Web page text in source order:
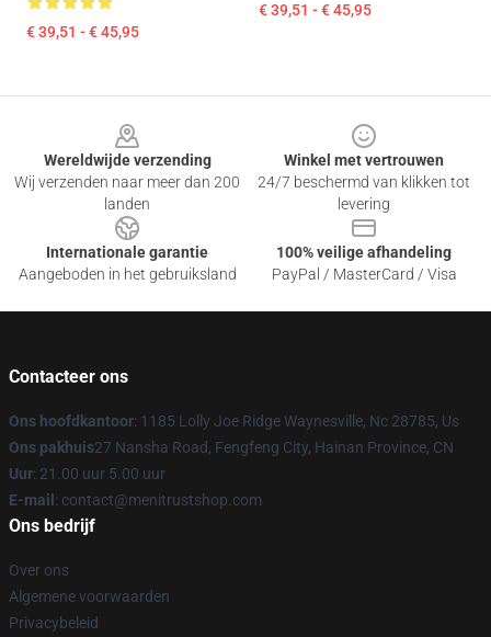
€ 39,51 - € 45,95
€ 39,51 - € 45,95
Wereldwijde verzending
Wij verzenden naar meer dan 200
landen
Winkel met vertrouwen
24/7 beschermd van klikken tot
levering
Internationale garantie
Aangeboden in het gebruiksland
100% veilige afhandeling
PayPal / MasterCard / Visa
Contacteer ons
Ons hoofdkantoor: 1185 Lolly Joe Ridge Waynesville, Nc 28785, Us
Ons pakhuis27 Nansha Road, Fengfeng City, Hainan Province, CN
Uur: 21.00 uur 5.00 uur
E-mail : contact@menitrustshop.com
Ons bedrijf
Over ons
Algemene voorwaarden
Privacybeleid